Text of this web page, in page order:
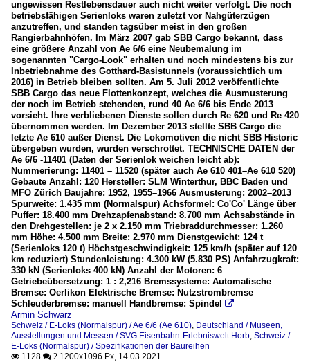
ungewissen Restlebensdauer auch nicht weiter verfolgt. Die noch
betriebsfähigen Serienloks waren zuletzt vor Nahgüterzügen
anzutreffen, und standen tagsüber meist in den großen
Rangierbahnhöfen. Im März 2007 gab SBB Cargo bekannt, dass
eine größere Anzahl von Ae 6/6 eine Neubemalung im
sogenannten "Cargo-Look" erhalten und noch mindestens bis zur
Inbetriebnahme des Gotthard-Basistunnels (voraussichtlich um
2016) in Betrieb bleiben sollten. Am 5. Juli 2012 veröffentlichte
SBB Cargo das neue Flottenkonzept, welches die Ausmusterung
der noch im Betrieb stehenden, rund 40 Ae 6/6 bis Ende 2013
vorsieht. Ihre verbliebenen Dienste sollen durch Re 620 und Re 420
übernommen werden. Im Dezember 2013 stellte SBB Cargo die
letzte Ae 610 außer Dienst. Die Lokomotiven die nicht SBB Historic
übergeben wurden, wurden verschrottet. TECHNISCHE DATEN der
Ae 6/6 -11401 (Daten der Serienlok weichen leicht ab):
Nummerierung: 11401 – 11520 (später auch Ae 610 401–Ae 610 520)
Gebaute Anzahl: 120 Hersteller: SLM Winterthur, BBC Baden und
MFO Zürich Baujahre: 1952, 1955–1966 Ausmusterung: 2002–2013
Spurweite: 1.435 mm (Normalspur) Achsformel: Co'Co' Länge über
Puffer: 18.400 mm Drehzapfenabstand: 8.700 mm Achsabstände in
den Drehgestellen: je 2 x 2.150 mm Triebraddurchmesser: 1.260
mm Höhe: 4.500 mm Breite: 2.970 mm Dienstgewicht: 124 t
(Serienloks 120 t) Höchstgeschwindigkeit: 125 km/h (später auf 120
km reduziert) Stundenleistung: 4.300 kW (5.830 PS) Anfahrzugkraft:
330 kN (Serienloks 400 kN) Anzahl der Motoren: 6
Getriebeübersetzung: 1 : 2,216 Bremssysteme: Automatische
Bremse: Oerlikon Elektrische Bremse: Nutzstrombremse
Schleuderbremse: manuell Handbremse: Spindel 
Armin Schwarz
Schweiz / E-Loks (Normalspur) / Ae 6/6 (Ae 610) Deutschland / Museen,
Ausstellungen und Messen / SVG Eisenbahn-Erlebniswelt Horb Schweiz /
E-Loks (Normalspur) / Spezifikationen der Baureihen
 1128  2 1200x1096 Px, 14.03.2021